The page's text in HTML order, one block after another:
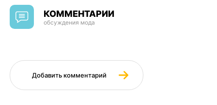
КОММЕНТАРИИ
обсуждения мода
Добавить комментарий